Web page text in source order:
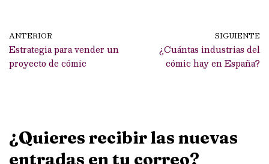
ANTERIOR
Estrategia para vender un
proyecto de cómic
SIGUIENTE
¿Cuántas industrias del
cómic hay en España?
¿Quieres recibir las nuevas
entradas en tu correo?